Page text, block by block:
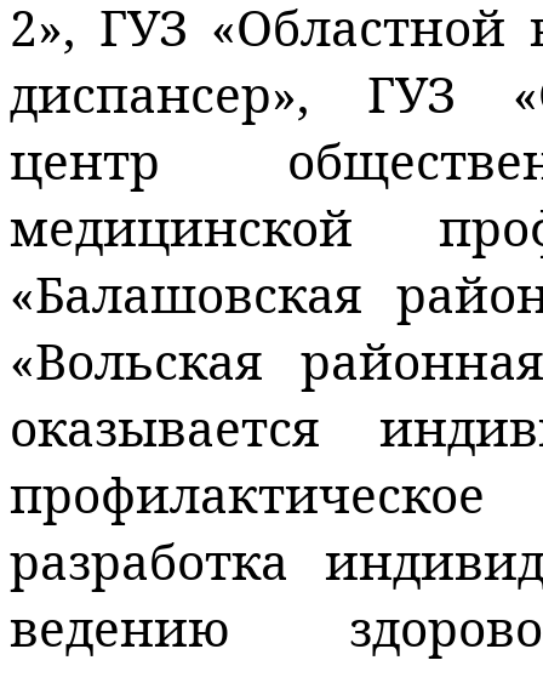
2», ГУЗ «Областной
диспансер», ГУЗ
центр
медицинской
«Балашовская
«Вольская
оказывается
разработка
ведению